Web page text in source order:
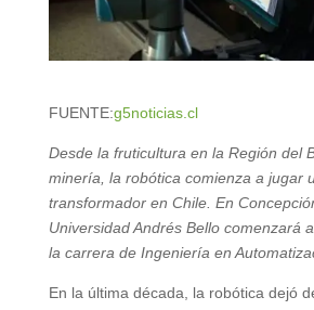
FUENTE:g5noticias.cl
Desde la fruticultura en la Región del
minería, la robótica comienza a jugar
transformador en Chile. En
Universidad Andrés Bello comenzará
la carrera de Ingeniería en
En la última década, la robótica dejó